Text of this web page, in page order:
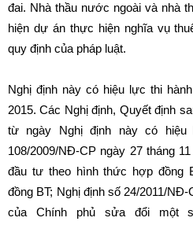
đai. Nhà thầu nước ngoài và nhà
hiện dự án thực hiện nghĩa vụ
quy định của pháp luật.
Nghị định này có hiệu lực thi
2015. Các Nghị định, Quyết định
từ ngày Nghị định này có
108/2009/NĐ-CP ngày 27 tháng
đầu tư theo hình thức hợp đồng
đồng BT; Nghị định số 24/2011/
của Chính phủ sửa đổi một